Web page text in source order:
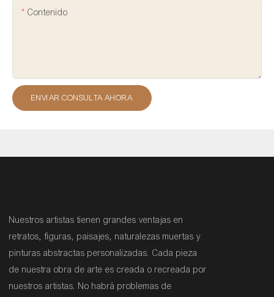
Contenido
ENVIAR CONSULTA AHORA
Nuestros artistas tienen grandes ventajas en
retratos, figuras, paisajes, naturalezas muertas y
pinturas abstractas personalizadas. Cada pieza
de nuestra obra de arte es creada o recreada por
nuestros artistas. No habrá problemas de